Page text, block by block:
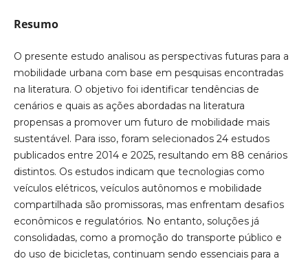
Resumo
O presente estudo analisou as perspectivas futuras para a
mobilidade urbana com base em pesquisas encontradas
na literatura. O objetivo foi identificar tendências de
cenários e quais as ações abordadas na literatura
propensas a promover um futuro de mobilidade mais
sustentável. Para isso, foram selecionados 24 estudos
publicados entre 2014 e 2025, resultando em 88 cenários
distintos. Os estudos indicam que tecnologias como
veículos elétricos, veículos autônomos e mobilidade
compartilhada são promissoras, mas enfrentam desafios
econômicos e regulatórios. No entanto, soluções já
consolidadas, como a promoção do transporte público e
do uso de bicicletas, continuam sendo essenciais para a